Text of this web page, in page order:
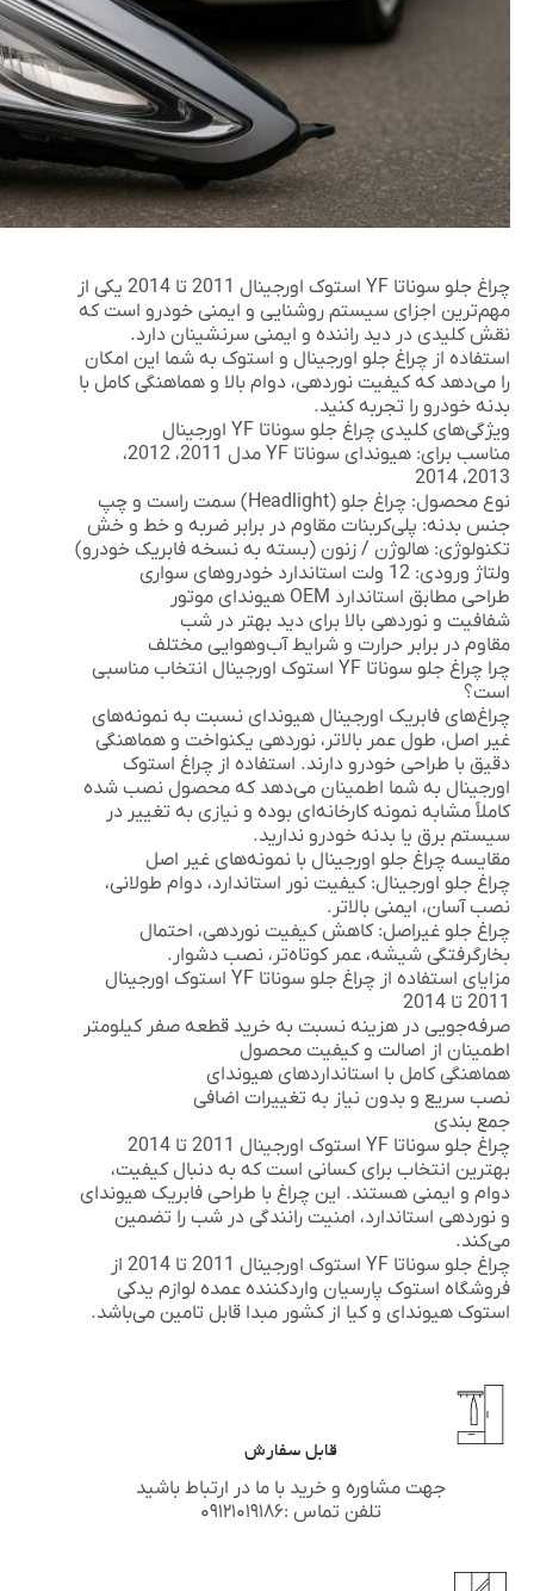
چراغ جلو سوناتا YF استوک اورجینال 2011 تا 2014
یکی از
مهم‌ترین اجزای سیستم روشنایی و ایمنی خودرو است که
نقش کلیدی در دید راننده و ایمنی سرنشینان دارد.
استفاده از چراغ جلو اورجینال و استوک به شما این امکان
را می‌دهد که کیفیت نوردهی، دوام بالا و هماهنگی کامل با
بدنه خودرو را تجربه کنید.
ویژگی‌های کلیدی چراغ جلو سوناتا YF اورجینال
مناسب برای: هیوندای سوناتا YF مدل 2011، 2012،
2013، 2014
نوع محصول: چراغ جلو (Headlight) سمت راست و چپ
جنس بدنه: پلی‌کربنات مقاوم در برابر ضربه و خط و خش
تکنولوژی: هالوژن / زنون (بسته به نسخه فابریک خودرو)
ولتاژ ورودی: 12 ولت استاندارد خودروهای سواری
طراحی مطابق استاندارد OEM هیوندای موتور
شفافیت و نوردهی بالا برای دید بهتر در شب
مقاوم در برابر حرارت و شرایط آب‌وهوایی مختلف
چرا چراغ جلو سوناتا YF استوک اورجینال انتخاب مناسبی
است؟
چراغ‌های فابریک اورجینال هیوندای نسبت به نمونه‌های
غیر اصل، طول عمر بالاتر، نوردهی یکنواخت و هماهنگی
دقیق با طراحی خودرو دارند. استفاده از چراغ استوک
اورجینال به شما اطمینان می‌دهد که محصول نصب شده
کاملاً مشابه نمونه کارخانه‌ای بوده و نیازی به تغییر در
سیستم برق یا بدنه خودرو ندارید.
مقایسه چراغ جلو اورجینال با نمونه‌های غیر اصل
چراغ جلو اورجینال: کیفیت نور استاندارد، دوام طولانی،
نصب آسان، ایمنی بالاتر.
چراغ جلو غیراصل: کاهش کیفیت نوردهی، احتمال
بخارگرفتگی شیشه، عمر کوتاه‌تر، نصب دشوار.
مزایای استفاده از چراغ جلو سوناتا YF استوک اورجینال
2011 تا 2014
صرفه‌جویی در هزینه نسبت به خرید قطعه صفر کیلومتر
اطمینان از اصالت و کیفیت محصول
هماهنگی کامل با استانداردهای هیوندای
نصب سریع و بدون نیاز به تغییرات اضافی
جمع بندی
چراغ جلو سوناتا YF استوک اورجینال 2011 تا 2014
بهترین انتخاب برای کسانی است که به دنبال کیفیت،
دوام و ایمنی هستند. این چراغ با طراحی فابریک هیوندای
و نوردهی استاندارد، امنیت رانندگی در شب را تضمین
می‌کند.
چراغ جلو سوناتا YF استوک اورجینال 2011 تا 2014 از
فروشگاه استوک پارسیان واردکننده عمده لوازم یدکی
استوک هیوندای وکیا از کشور مبدا قابل تامین می‌باشد.
قابل سفارش
جهت مشاوره و خرید با ما در ارتباط باشید
تلفن تماس :۰۹۱۲۱۰۱۹۱۸۶